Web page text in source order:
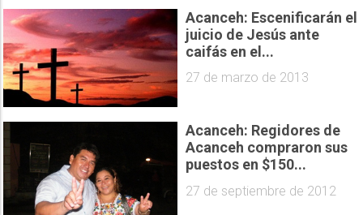
Acanceh: Escenificarán el
juicio de Jesús ante
caifás en el...
27 de marzo de 2013
Acanceh: Regidores de
Acanceh compraron sus
puestos en $150...
27 de septiembre de 2012